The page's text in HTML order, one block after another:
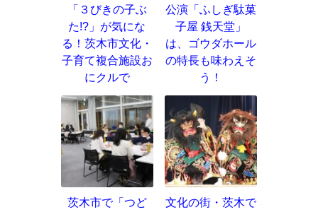
「３びきの子ぶ
た!?」が気にな
る！茨木市文化・
子育て複合施設お
にクルで
公演「ふしぎ駄菓
子屋 銭天堂」
は、ゴウダホール
の特長も味わえそ
う！
茨木市で「つど
文化の街・茨木で